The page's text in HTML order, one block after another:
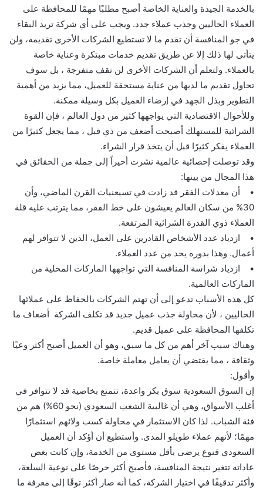
بالخدمة الجيدة والعناية الخاصة أصبح مطلبًا مهمًا للمحافظة على
العملاء الحاليين وجذب عملاء جدد. ويجب على أي شركة تريد البقاء
في جو المنافسة أن تقدم ما لا تستطيع الشركات الأخرى تقديمه، ولن
يتأتى لها ذلك إلا عن طريق تقديم خدمات مبتكرة وعناية خاصة
بالعملاء. ولتعلم أن الشركات الأخرى لن تقف متفرجة ، بل سوف
تحاول تقديم ما لديها من عناية مستحقة للعميل، مما يزيد من أهمية
التطوير وبذل الجهد في إرضاء العميل بكل وسيلة ممكنة.
وللأحوال الاقتصادية التي يواجهها كثير من دول العالم ، فإن القوة
الشرائية للمستهلك أصبحت أضعف من ذي قبل ، مما يجعل كثيرًا من
العملاء يفكر كثيرًا قبل أن يتخذ قرار الشراء.
وقد توصلت إحصائية عالمية نشرت أخيراً إلى جملة من الحقائق في
هذا المجال من بينها:
• أن معدلات الفقر قد زادت في تسيعنيات القرن الماضي، وأن
30% من سكان العالم يعيشون على خط الفقر، مما يترتب عليه قلة
العملاء ذوي القدرة الشرائية المرتفعة.
• ازدياد عدد الأشخاص القادرين على العمل، الذين لا تتوافر لهم
أعمال. وهذا بدوره يحد من عدد العملاء.
• ازدياد شراسة المنافسة التي تواجهها الماركات المحلية من
الماركات العالمية.
كل هذه الأسباب تدعو إلى أن تهتم الشركات بالحفاظ على عملائها
الحاليين ، لأن محاولة جذب عميل جديد قد تكلف الشركة أضعاف ما
تكلفها المحافظة على عميل قديم.
وهناك سبب آخر أهم من كل ما سبق، وهو أن العميل أصبح أكثر وعيًا
وثقافة ، مما يقتضي أن يعامل معاملة خاصة.
وأقول:
إن السوق السعودية سوق بكر واعدة، تتمتع بخاصية قد لا تتوافر في
أغلب الأسواق، وهي أن غالبية الشعب السعودي (نحو 60%) هم من
فئة الشباب. لذا كان الاستثمار في محاولة كسب ولائهم استثمارًا
مهمًا؛ لأنهم عملاء طويلو المدى. وأستطيع أن أؤكد أن العميل
السعودي قنوع يرضى بأقل مستوى من الخدمة، وإن كانت بعض
عاداته تتغير نتيجة المنافسة، فأصبح أكثر حرصًا على نوعية السلعة،
وأكثر تدقيقًا في اختيار الشركة، كما أنه صار أكثر توقًا إلى معرفة ما